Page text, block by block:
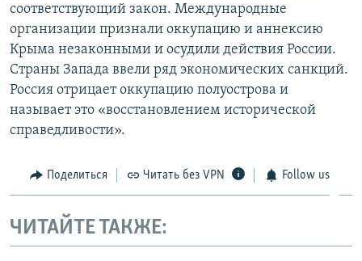
соответствующий закон. Международные
организации признали оккупацию и аннексию
Крыма незаконными и осудили действия России.
Страны Запада ввели ряд экономических санкций.
Россия отрицает оккупацию полуострова и
называет это «восстановлением исторической
справедливости».
Поделиться Читать без VPN Follow us
ЧИТАЙТЕ ТАКЖЕ: